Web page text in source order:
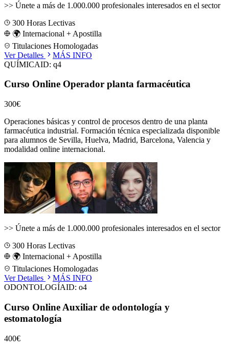
>> Únete a más de 1.000.000 profesionales interesados en el sector
300 Horas Lectivas
🌍 Internacional + Apostilla
Titulaciones Homologadas
Ver Detalles
MÁS INFO
QUÍMICAID: q4
Curso Online Operador planta farmacéutica
300€
Operaciones básicas y control de procesos dentro de una planta
farmacéutica industrial. Formación técnica especializada disponible
para alumnos de Sevilla, Huelva, Madrid, Barcelona, Valencia y
modalidad online internacional.
>> Únete a más de 1.000.000 profesionales interesados en el sector
300 Horas Lectivas
🌍 Internacional + Apostilla
Titulaciones Homologadas
Ver Detalles
MÁS INFO
ODONTOLOGÍAID: o4
Curso Online Auxiliar de odontología y
estomatología
400€